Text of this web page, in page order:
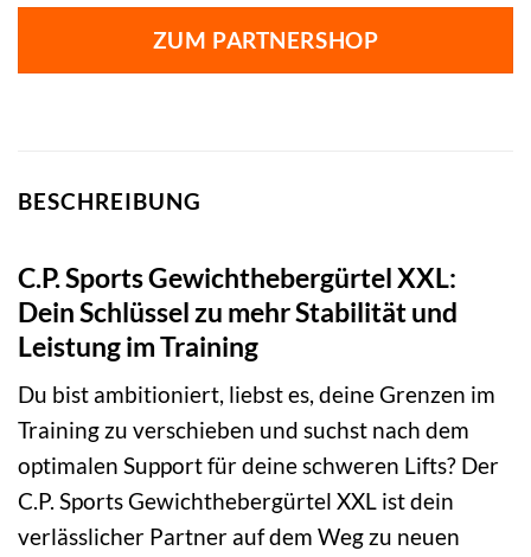
ZUM PARTNERSHOP
BESCHREIBUNG
C.P. Sports Gewichthebergürtel XXL:
Dein Schlüssel zu mehr Stabilität und
Leistung im Training
Du bist ambitioniert, liebst es, deine Grenzen im
Training zu verschieben und suchst nach dem
optimalen Support für deine schweren Lifts? Der
C.P. Sports Gewichthebergürtel XXL ist dein
verlässlicher Partner auf dem Weg zu neuen